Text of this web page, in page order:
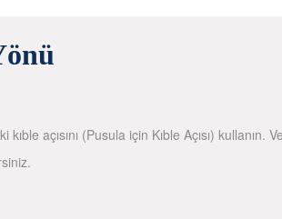
açısını (Pusula için Kıble Açısı) kullanın.